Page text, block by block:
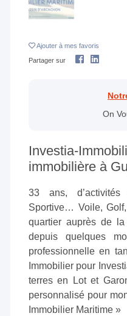
Ajouter à mes favoris
Partager sur
On
Investia-
immobilière à
33 ans,
Sportive… Voile,
quartier auprès de
depuis quelques
professionnelle en
Immobilier pour
terres en Lot et
personnalisé pour
Immobilier Maritime »